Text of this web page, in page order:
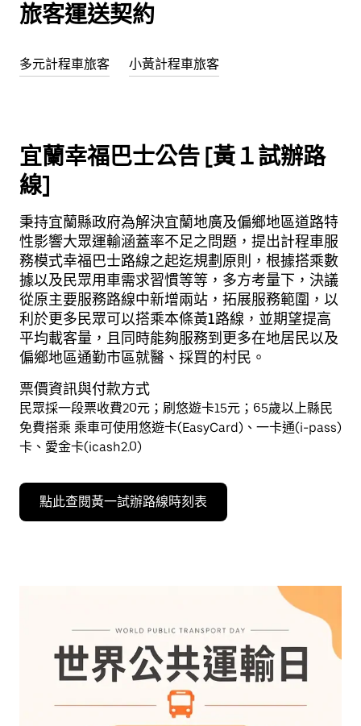
旅客運送契約
多元計程車旅客 小黃計程車旅客
宜蘭幸福巴士公告 [黃１試辦路
線]
秉持宜蘭縣政府為解決宜蘭地廣及偏鄉地區道路特
性影響大眾運輸涵蓋率不足之問題，提出計程車服
務模式幸福巴士路線之起迄規劃原則，根據搭乘數
據以及民眾用車需求習慣等等，多方考量下，決議
從原主要服務路線中新增兩站，拓展服務範圍，以
利於更多民眾可以搭乘本條黃1路線，並期望提高
平均載客量，且同時能夠服務到更多在地居民以及
偏鄉地區通勤市區就醫、採買的村民。
票價資訊與付款方式
民眾採一段票收費20元；刷悠遊卡15元；65歲以上縣民
免費搭乘 乘車可使用悠遊卡(EasyCard)、一卡通(i-pass)
卡、愛金卡(icash2.0)
點此查閱黃一試辦路線時刻表